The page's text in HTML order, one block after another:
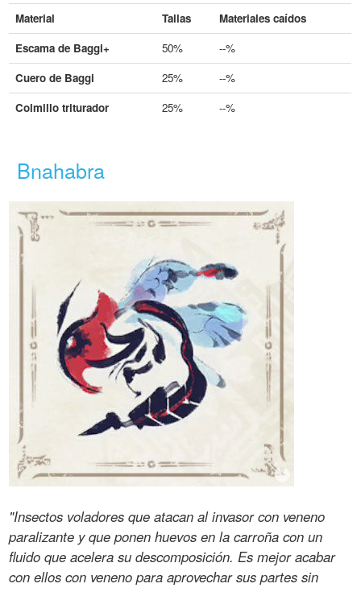
Material Tallas
Materiales caídos
Escama de Baggi+
50%
--%
Cuero de Baggi
25%
--%
Colmillo triturador
25% --%
Bnahabra
"Insectos voladores que atacan al invasor con veneno
paralizante y que ponen huevos en la carroña con un
fluido que acelera su descomposición. Es mejor acabar
con ellos con veneno para aprovechar sus partes sin